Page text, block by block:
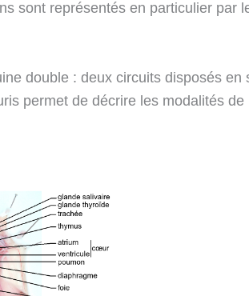
sont représentés en particulier par
double : deux circuits disposés en
permet de décrire les modalités